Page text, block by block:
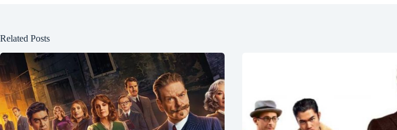
Related Posts